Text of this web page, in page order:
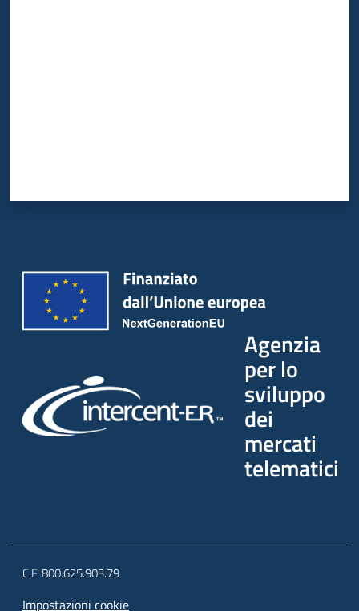
Agenzia
per lo
sviluppo
dei
mercati
telematici
C.F. 800.625.903.79
Impostazioni cookie